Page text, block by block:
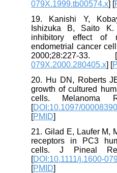
079X.1999.tb00574.x
19. Kanishi Y,
Ishizuka B, Saito
inhibitory effect
endometrial cancer
2000;28:227-
079X.2000.280405.x] [
20. Hu DN, Roberts
growth of cultured
cells. Melanoma
[DOI:10.1097/
[PMID
21. Gilad E, Laufer
receptors in PC3
cells. J Pineal
[DOI:10.1111/j.1600-
[PMID